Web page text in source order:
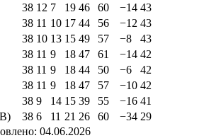
38 12 7 19 46 60 −14 43
38 11 10 17 44 56 −12 43
38 10 13 15 49 57 −8
43
38 11 9 18 47 61 −14 42
38 11 9 18 44 50 −6
42
38 11 9 18 47 57 −10 42
38 9 14 15 39 55 −16 41
38 6 11 21 26 60 −34 29
04.06.2026